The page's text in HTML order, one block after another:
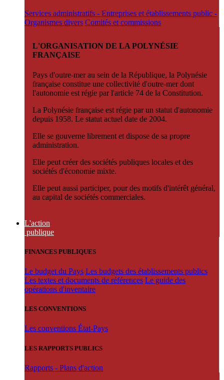
Services administratifs - Entreprises et établissements public -
Organismes divers Comités et commissions
L'ORGANISATION DE LA POLYNÉSIE
FRANÇAISE
Pays d'outre-mer au sein de la République, la Polynésie
française constitue une collectivité d'outre-mer dont
l'autonomie est régie par l'article 74 de la Constitution.
La Polynésie française est régie par un statut d'autonomie
depuis 1958. Le statut actuel date de 2004.
Elle se gouverne librement et dispose de sa propre
administration.
Elle peut créer des sociétés publiques locales et des
sociétés d'économie mixte.
Elle peut aussi participer, pour des motifs d'intérêt général,
au capital de sociétés commerciales.
L'action
publique
FINANCES PUBLIQUES
Le budget du Pays Les budgets des établissements publics
Les textes et documents de références Le guide des
opérations d'inventaire
LES CONVENTIONS
Les conventions État-Pays
LES RAPPORTS PUBLICS
Rapports - Plans d'action